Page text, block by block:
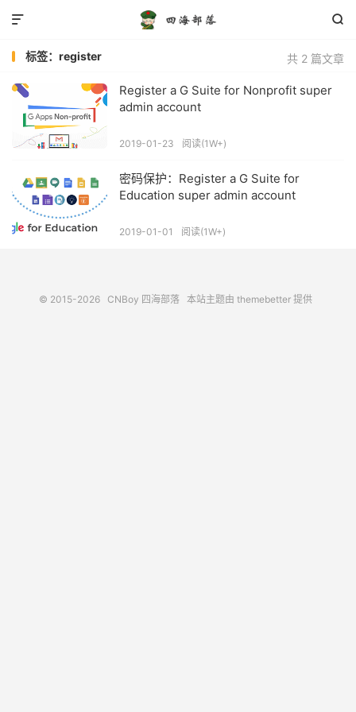


共 2 篇文章
标签：register
Register a G Suite for Nonprofit super
admin account
2019-01-23 阅读(1W+)
密码保护：Register a G Suite for
Education super admin account
2019-01-01 阅读(1W+)
© 2015-2026 CNBoy 四海部落 本站主题由 themebetter 提供